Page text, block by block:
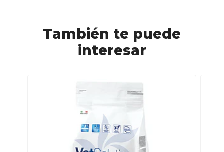
También te puede
interesar